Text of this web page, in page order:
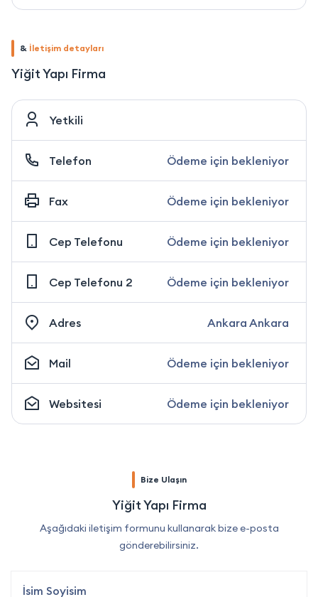
& İletişim detayları
Yiğit Yapı Firma
Yetkili
Telefon Ödeme için bekleniyor
Fax Ödeme için bekleniyor
Cep Telefonu Ödeme için bekleniyor
Cep Telefonu 2 Ödeme için bekleniyor
Adres Ankara Ankara
Mail Ödeme için bekleniyor
Websitesi Ödeme için bekleniyor
Bize Ulaşın
Yiğit Yapı Firma
Aşağıdaki iletişim formunu kullanarak bize e-posta
gönderebilirsiniz.